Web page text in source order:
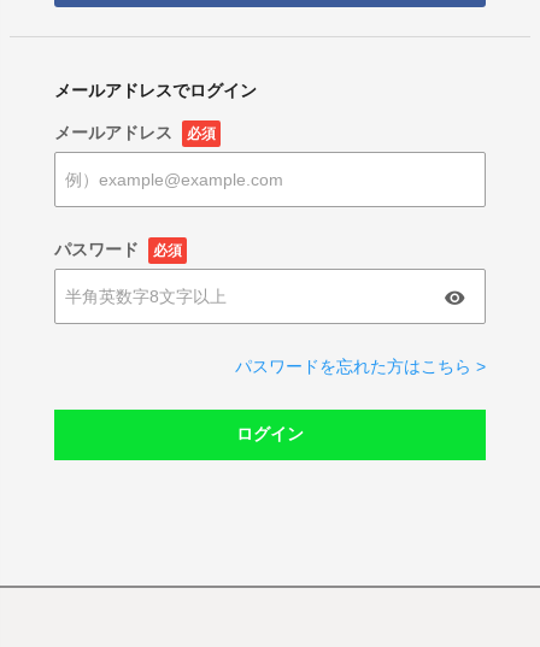
メールアドレスでログイン
メールアドレス 必須
パスワード 必須
パスワードを忘れた方はこちら >
ログイン